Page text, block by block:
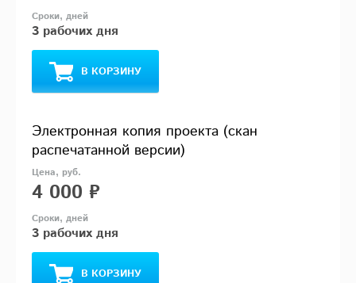
3 рабочих дня
В КОРЗИНУ
Электронная копия проекта (скан
распечатанной версии)
4 000 ₽
3 рабочих дня
В КОРЗИНУ